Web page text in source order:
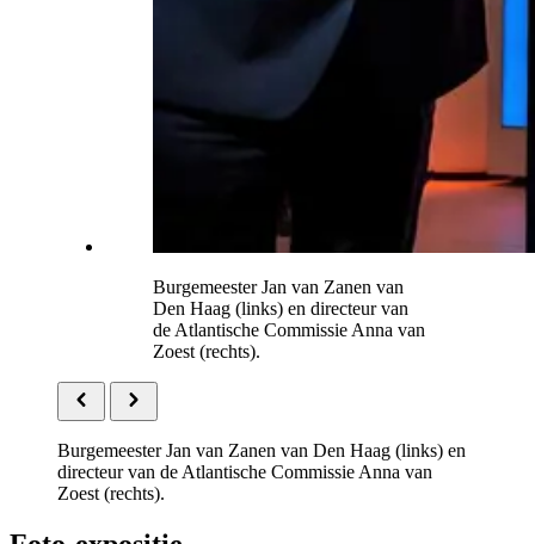
Burgemeester Jan van Zanen van
Den Haag (links) en directeur van
de Atlantische Commissie Anna van
Zoest (rechts).
Burgemeester Jan van Zanen van Den Haag (links) en
directeur van de Atlantische Commissie Anna van
Zoest (rechts).